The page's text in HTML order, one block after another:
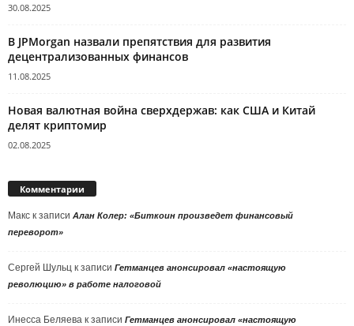
30.08.2025
В JPMorgan назвали препятствия для развития
децентрализованных финансов
11.08.2025
Новая валютная война сверхдержав: как США и Китай
делят криптомир
02.08.2025
Комментарии
Макс к записи Алан Колер: «Биткоин произведет финансовый
переворот»
Сергей Шульц к записи Гетманцев анонсировал «настоящую
революцию» в работе налоговой
Инесса Беляева к записи Гетманцев анонсировал «настоящую